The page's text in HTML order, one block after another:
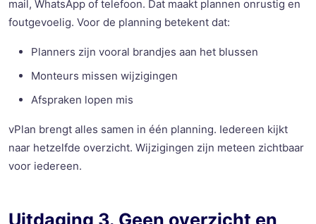
mail, WhatsApp of telefoon. Dat maakt plannen onrustig en
foutgevoelig. Voor de planning betekent dat:
Planners zijn vooral brandjes aan het blussen
Monteurs missen wijzigingen
Afspraken lopen mis
vPlan brengt alles samen in één planning. Iedereen kijkt
naar hetzelfde overzicht. Wijzigingen zijn meteen zichtbaar
voor iedereen.